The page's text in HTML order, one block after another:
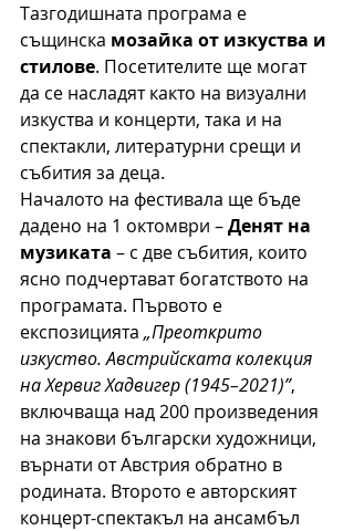
Тазгодишната програма е
същинска мозайка от изкуства и
стилове. Посетителите ще могат
да се насладят както на визуални
изкуства и концерти, така и на
спектакли, литературни срещи и
събития за деца.
Началото на фестивала ще бъде
дадено на 1 октомври – Денят на
музиката – с две събития, които
ясно подчертават богатството на
програмата. Първото е
експозицията „Преоткрито
изкуство. Австрийската колекция
на Хервиг Хадвигер (1945–2021)”,
включваща над 200 произведения
на знакови български художници,
върнати от Австрия обратно в
родината. Второто е авторският
концерт-спектакъл на ансамбъл